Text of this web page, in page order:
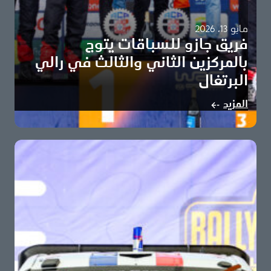
مايو 13، 2026
فريق جازو للسباقات يتوج
بالمركزين الثاني والثالث في رالي
البرتغال
أوليفر سولبيرغ وإلفين إيفانز يهديان المركزين الثاني والثالث
لفريق جازو للسباقات تويوتا تحافظ على صدارة…
المزيد